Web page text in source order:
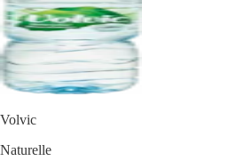
Volvic
Naturelle